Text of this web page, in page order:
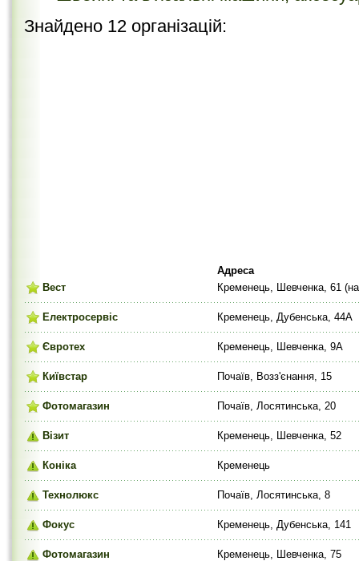
Знайдено 12 організацій:
Адреса
Вест
Кременець, Шевченка, 61
Електросервіс Кременець, Дубенська, 44А
Євротех Кременець, Шевченка, 9А
Київстар Почаїв, Возз'єнання, 15
Фотомагазин Почаїв, Лосятинська, 20
Візит Кременець, Шевченка, 52
Коніка Кременець
Технолюкс Почаїв, Лосятинська, 8
Фокус Кременець, Дубенська, 141
Фотомагазин Кременець, Шевченка, 75